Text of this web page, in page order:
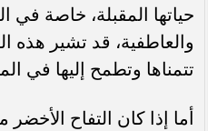
حياتها المقبلة، خاصة في
والعاطفية، قد تشير هذه
تتمناها وتطمح إليها في
أما إذا كان التفاح